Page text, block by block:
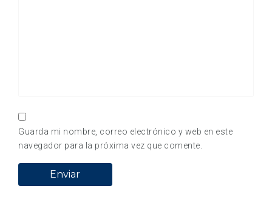
Guarda mi nombre, correo electrónico y web en este
navegador para la próxima vez que comente.